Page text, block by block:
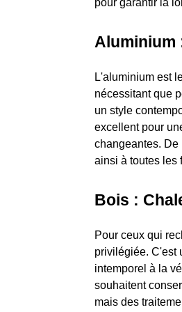
Aluminium
L'aluminium est
nécessitant que
un style
excellent pour
changeantes.
ainsi à toutes les
Bois :
Pour ceux qui
privilégiée. C'est
intemporel à la
souhaitent
mais des